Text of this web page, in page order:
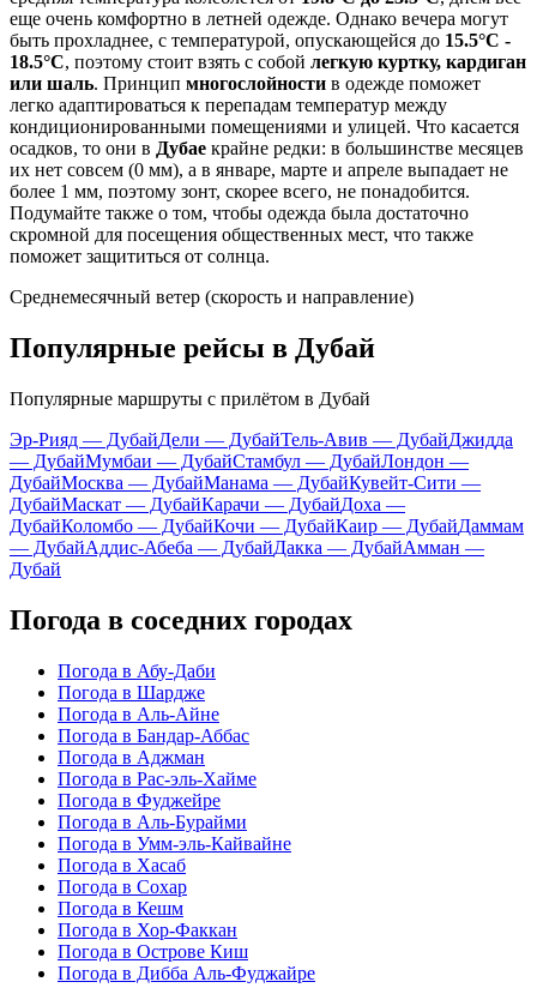
еще очень комфортно в летней одежде. Однако вечера могут
быть прохладнее, с температурой, опускающейся до 15.5°C -
18.5°C, поэтому стоит взять с собой легкую куртку, кардиган
или шаль. Принцип многослойности в одежде поможет
легко адаптироваться к перепадам температур между
кондиционированными помещениями и улицей. Что касается
осадков, то они в Дубае крайне редки: в большинстве месяцев
их нет совсем (0 мм), а в январе, марте и апреле выпадает не
более 1 мм, поэтому зонт, скорее всего, не понадобится.
Подумайте также о том, чтобы одежда была достаточно
скромной для посещения общественных мест, что также
поможет защититься от солнца.
Среднемесячный ветер (скорость и направление)
Популярные рейсы в Дубай
Популярные маршруты с прилётом в Дубай
Эр-Рияд — ДубайДели — ДубайТель-Авив — ДубайДжидда
— ДубайМумбаи — ДубайСтамбул — ДубайЛондон —
ДубайМосква — ДубайМанама — ДубайКувейт-Сити —
ДубайМаскат — ДубайКарачи — ДубайДоха —
ДубайКоломбо — ДубайКочи — ДубайКаир — ДубайДаммам
— ДубайАддис-Абеба — ДубайДакка — ДубайАмман —
Дубай
Погода в соседних городах
Погода в Абу-Даби
Погода в Шардже
Погода в Аль-Айне
Погода в Бандар-Аббас
Погода в Аджман
Погода в Рас-эль-Хайме
Погода в Фуджейре
Погода в Аль-Бурайми
Погода в Умм-эль-Кайвайне
Погода в Хасаб
Погода в Сохар
Погода в Кешм
Погода в Хор-Факкан
Погода в Острове Киш
Погода в Дибба Аль-Фуджайре